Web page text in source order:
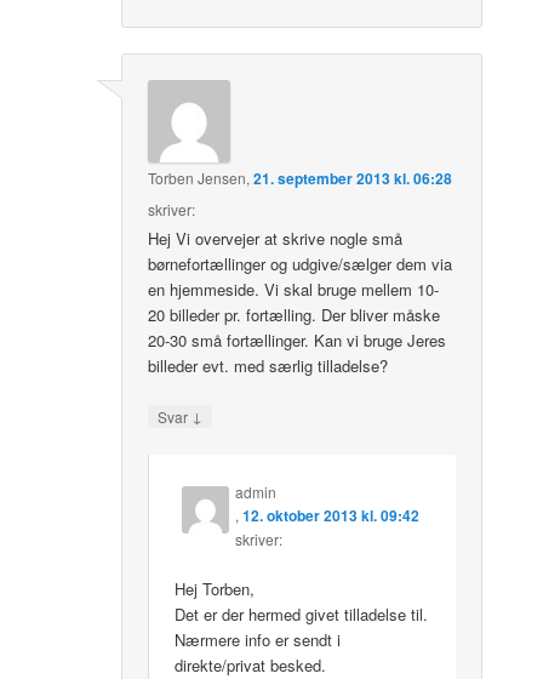
Torben Jensen,21. september 2013 kl. 06:28
skriver:
Hej Vi overvejer at skrive nogle små
børnefortællinger og udgive/sælger dem via
en hjemmeside. Vi skal bruge mellem 10-
20 billeder pr. fortælling. Der bliver måske
20-30 små fortællinger. Kan vi bruge Jeres
billeder evt. med særlig tilladelse?
Svar ↓
admin
,12. oktober 2013 kl. 09:42
skriver:
Hej Torben,
Det er der hermed givet tilladelse til.
Nærmere info er sendt i
direkte/privat besked.